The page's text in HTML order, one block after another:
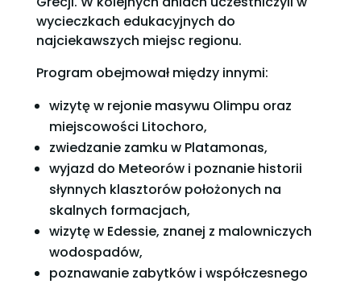
wycieczkach edukacyjnych do
najciekawszych miejsc regionu.
Program obejmował między innymi:
wizytę w rejonie masywu Olimpu oraz
miejscowości Litochoro,
zwiedzanie zamku w Platamonas,
wyjazd do Meteorów i poznanie historii
słynnych klasztorów położonych na
skalnych formacjach,
wizytę w Edessie, znanej z malowniczych
wodospadów,
poznawanie zabytków i współczesnego